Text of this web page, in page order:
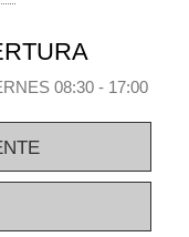
08:30 - 17:00